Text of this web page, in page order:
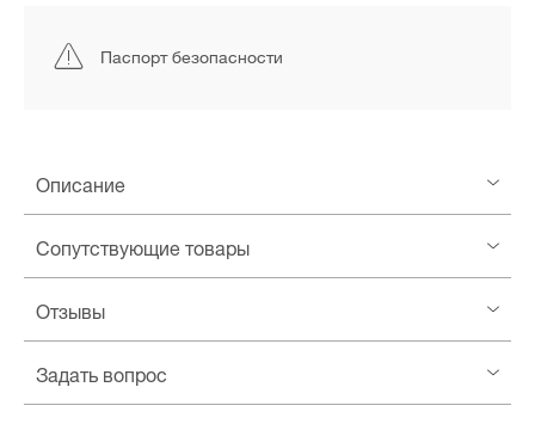
Паспорт безопасности
Описание
Сопутствующие товары
Отзывы
Задать вопрос